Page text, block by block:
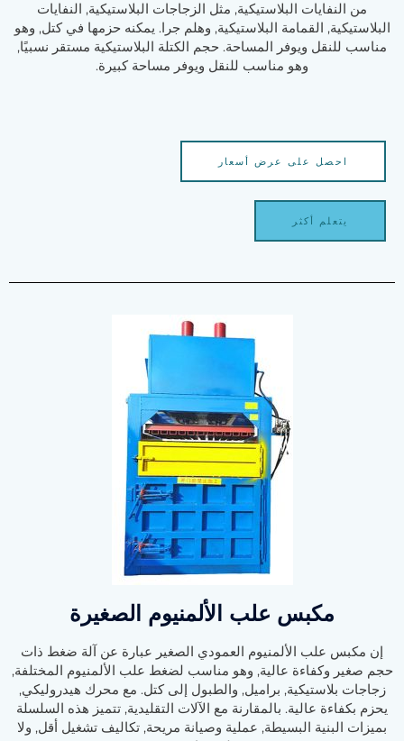
من النفايات البلاستيكية, مثل الزجاجات البلاستيكية, النفايات
البلاستيكية, القمامة البلاستيكية, وهلم جرا. يمكنه حزمها في كتل, وهو
مناسب للنقل ويوفر المساحة. حجم الكتلة البلاستيكية مستقر نسبيًا,
وهو مناسب للنقل ويوفر مساحة كبيرة.
احصل على عرض أسعار
يتعلم أكثر
مكبس علب الألمنيوم الصغيرة
إن مكبس علب الألمنيوم العمودي الصغير عبارة عن آلة ضغط ذات
حجم صغير وكفاءة عالية, وهو مناسب لضغط علب الألمنيوم المختلفة,
زجاجات بلاستيكية, براميل, والطبول إلى كتل. مع محرك هيدروليكي,
يحزم بكفاءة عالية. بالمقارنة مع الآلات التقليدية, تتميز هذه السلسلة
بميزات البنية البسيطة, عملية وصيانة مريحة, تكاليف تشغيل أقل, ولا